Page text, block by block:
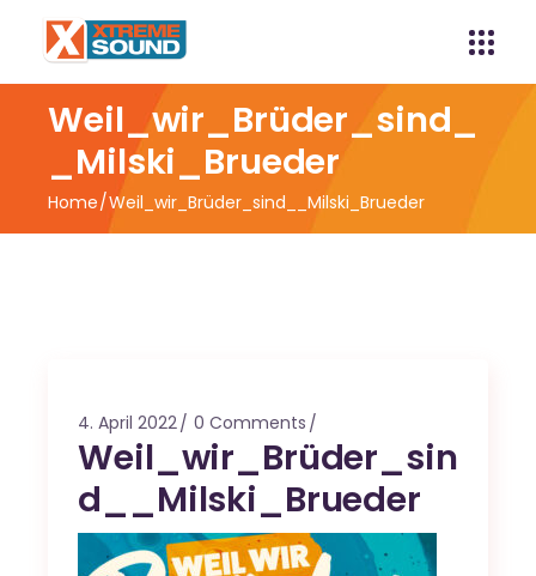
Weil_wir_Brüder_sind_
_Milski_Brueder
Home Weil_wir_Brüder_sind__Milski_Brueder
4. April 2022 0 Comments
Weil_wir_Brüder_sin
d__Milski_Brueder